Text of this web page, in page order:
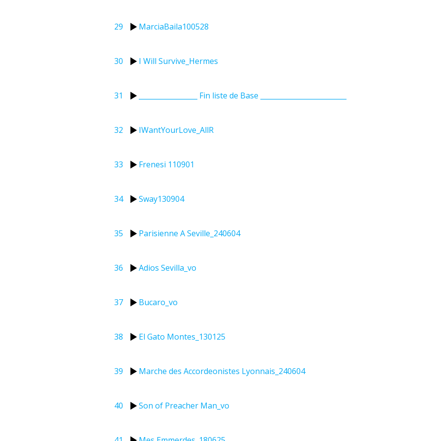
29 MarciaBaila100528
30 I Will Survive_Hermes
31 _________________ Fin liste de Base _________________________
32 IWantYourLove_AllR
33 Frenesi 110901
34 Sway130904
35 Parisienne A Seville_240604
36 Adios Sevilla_vo
37 Bucaro_vo
38 El Gato Montes_130125
39 Marche des Accordeonistes Lyonnais_240604
40 Son of Preacher Man_vo